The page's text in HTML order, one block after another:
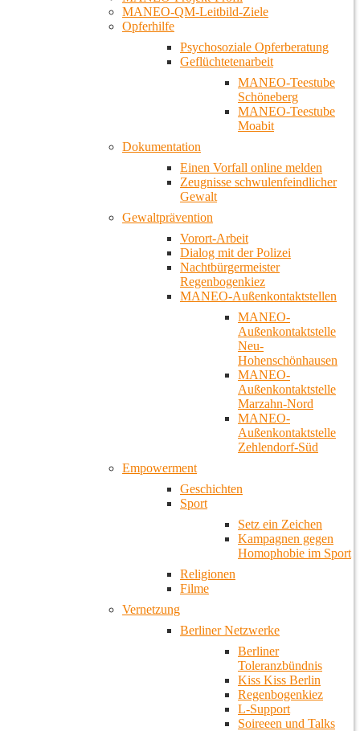
MANEO-QM-Leitbild-Ziele
Opferhilfe
Psychosoziale Opferberatung
Geflüchtetenarbeit
MANEO-Teestube
Schöneberg
MANEO-Teestube
Moabit
Dokumentation
Einen Vorfall online melden
Zeugnisse schwulenfeindlicher
Gewalt
Gewaltprävention
Vorort-Arbeit
Dialog mit der Polizei
Nachtbürgermeister
Regenbogenkiez
MANEO-Außenkontaktstellen
MANEO-
Außenkontaktstelle
Neu-
Hohenschönhausen
MANEO-
Außenkontaktstelle
Marzahn-Nord
MANEO-
Außenkontaktstelle
Zehlendorf-Süd
Empowerment
Geschichten
Sport
Setz ein Zeichen
Kampagnen gegen
Homophobie im Sport
Religionen
Filme
Vernetzung
Berliner Netzwerke
Berliner
Toleranzbündnis
Kiss Kiss Berlin
Regenbogenkiez
L-Support
Soireeen und Talks